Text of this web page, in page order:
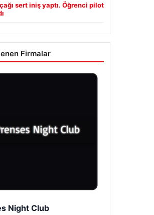
sert iniş yaptı. Öğrenci pilot
Firmalar
Night Club